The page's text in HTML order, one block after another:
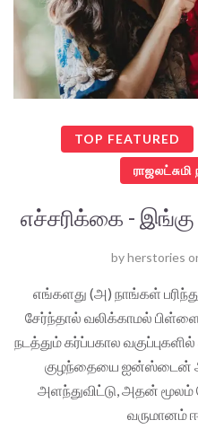
TOP FEATURED
எச்சரிக்கை -
byherstories
எங்களது (அ) நாங்கள்
சேர்ந்தால் வலிக்காமல்
நடத்தும் கர்ப்பகால
குழந்தையை ஐன்ஸ்டைன்
அளந்துவிட்டு, அதன் மூலம்
வருமானம்